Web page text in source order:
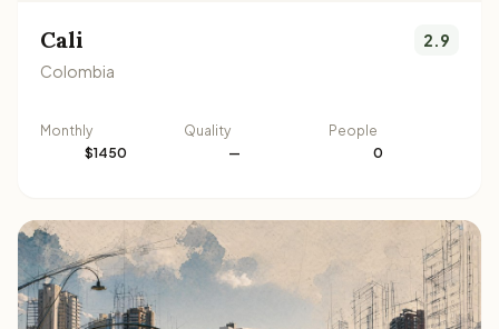
Cali
Colombia
2.9
Monthly
$1450
Quality
—
People
0